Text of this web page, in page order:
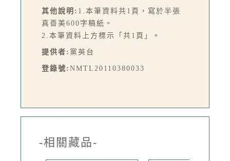
其他說明: 1.本筆資料共1頁，寫於半張
真善美600字稿紙。
2.本筆資料上方標示「共1頁」。
提供者: 黨英台
登錄號: NMTL20110380033
-相關藏品-